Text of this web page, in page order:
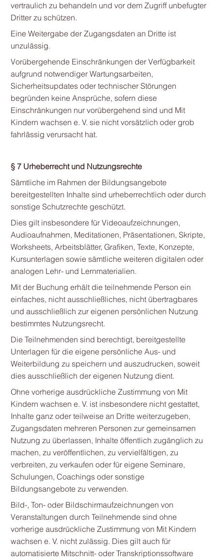
vertraulich zu behandeln und vor dem Zugriff unbefugter
Dritter zu schützen.
Eine Weitergabe der Zugangsdaten an Dritte ist
unzulässig.
Vorübergehende Einschränkungen der Verfügbarkeit
aufgrund notwendiger Wartungsarbeiten,
Sicherheitsupdates oder technischer Störungen
begründen keine Ansprüche, sofern diese
Einschränkungen nur vorübergehend sind und Mit
Kindern wachsen e. V. sie nicht vorsätzlich oder grob
fahrlässig verursacht hat.
§ 7 Urheberrecht und Nutzungsrechte
Sämtliche im Rahmen der Bildungsangebote
bereitgestellten Inhalte sind urheberrechtlich oder durch
sonstige Schutzrechte geschützt.
Dies gilt insbesondere für Videoaufzeichnungen,
Audioaufnahmen, Meditationen, Präsentationen, Skripte,
Worksheets, Arbeitsblätter, Grafiken, Texte, Konzepte,
Kursunterlagen sowie sämtliche weiteren digitalen oder
analogen Lehr- und Lernmaterialien.
Mit der Buchung erhält die teilnehmende Person ein
einfaches, nicht ausschließliches, nicht übertragbares
und ausschließlich zur eigenen persönlichen Nutzung
bestimmtes Nutzungsrecht.
Die Teilnehmenden sind berechtigt, bereitgestellte
Unterlagen für die eigene persönliche Aus- und
Weiterbildung zu speichern und auszudrucken, soweit
dies ausschließlich der eigenen Nutzung dient.
Ohne vorherige ausdrückliche Zustimmung von Mit
Kindern wachsen e. V. ist insbesondere nicht gestattet,
Inhalte ganz oder teilweise an Dritte weiterzugeben,
Zugangsdaten mehreren Personen zur gemeinsamen
Nutzung zu überlassen, Inhalte öffentlich zugänglich zu
machen, zu veröffentlichen, zu vervielfältigen, zu
verbreiten, zu verkaufen oder für eigene Seminare,
Schulungen, Coachings oder sonstige
Bildungsangebote zu verwenden.
Bild-, Ton- oder Bildschirmaufzeichnungen von
Veranstaltungen durch Teilnehmende sind ohne
vorherige ausdrückliche Zustimmung von Mit Kindern
wachsen e. V. nicht zulässig. Dies gilt auch für
automatisierte Mitschnitt- oder Transkriptionssoftware